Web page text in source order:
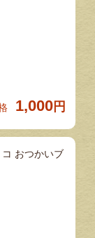
1,000 円
おつかいブ